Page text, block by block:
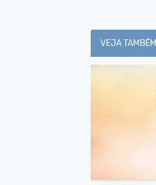
VEJA TAMBÉM